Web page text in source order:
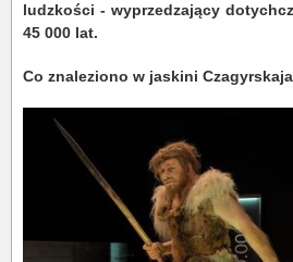
ludzkości - wyprzedzający
45 000 lat.
Co znaleziono w jaskini